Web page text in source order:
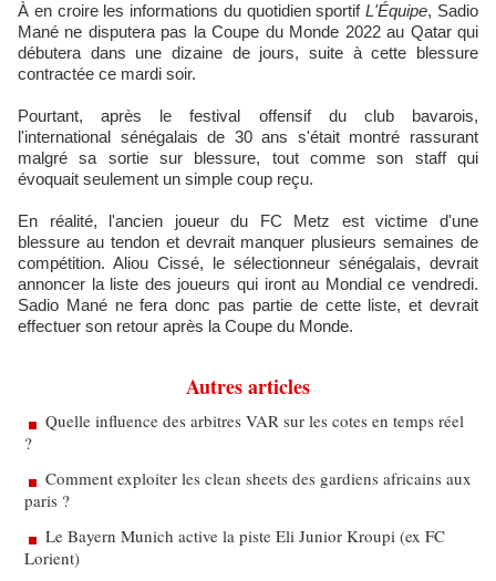
À en croire les informations du quotidien sportifL'Équipe, Sadio
Mané ne disputera pas la Coupe du Monde 2022 au Qatar qui
débutera dans une dizaine de jours, suite à cette blessure
contractée ce mardi soir.
Pourtant, après le festival offensif du club bavarois,
l'international sénégalais de 30 ans s'était montré rassurant
malgré sa sortie sur blessure, tout comme son staff qui
évoquait seulement un simple coup reçu.
En réalité, l'ancien joueur du FC Metz est victime d'une
blessure au tendon et devrait manquer plusieurs semaines de
compétition. Aliou Cissé, le sélectionneur sénégalais, devrait
annoncer la liste des joueurs qui iront au Mondial ce vendredi.
Sadio Mané ne fera donc pas partie de cette liste, et devrait
effectuer son retour après la Coupe du Monde.
Autres articles
Quelle influence des arbitres VAR sur les cotes en temps réel
?
Comment exploiter les clean sheets des gardiens africains aux
paris ?
Le Bayern Munich active la piste Eli Junior Kroupi (ex FC
Lorient)